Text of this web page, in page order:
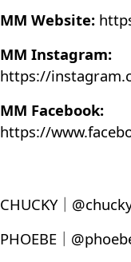
MM Website:
MM Instagram:
https://
MM Facebook:
https://
CHUCKY｜
PHOEBE｜